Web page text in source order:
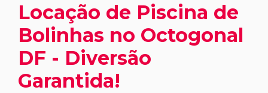
Locação de Piscina de
Bolinhas no Octogonal
DF - Diversão
Garantida!